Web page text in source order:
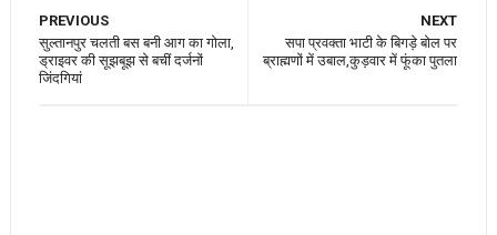
NEXT
सपा प्रवक्ता भाटी के बिगड़े बोल पर
ब्राह्मणों में उबाल,कुड़वार में फूंका पुतला
PREVIOUS
सुल्तानपुर चलती बस बनी आग का गोला,
ड्राइवर की सूझबूझ से बचीं दर्जनों
जिंदगियां